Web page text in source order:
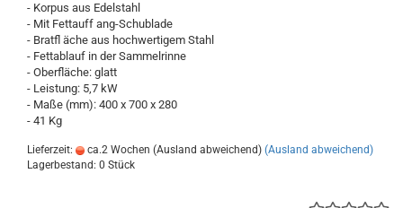
- Korpus aus Edelstahl
- Mit Fettauff ang-Schublade
- Bratfl äche aus hochwertigem Stahl
- Fettablauf in der Sammelrinne
- Oberfläche: glatt
- Leistung: 5,7 kW
- Maße (mm): 400 x 700 x 280
- 41 Kg
Lieferzeit: ca.2 Wochen (Ausland abweichend) (Ausland abweichend)
Lagerbestand: 0 Stück